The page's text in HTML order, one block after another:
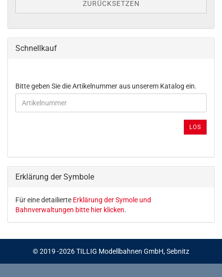
ZURÜCKSETZEN
Schnellkauf
BITTE
GEBEN
SIE
EIN.
Bitte geben Sie die Artikelnummer aus unserem Katalog ein.
LOS
Erklärung der Symbole
Für eine detailierte Erklärung der Symole und
Bahnverwaltungen bitte hier klicken.
© 2019 -2026 TILLIG Modellbahnen GmbH, Sebnitz